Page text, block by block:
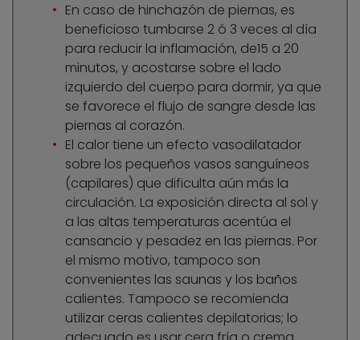
En caso de hinchazón de piernas, es
beneficioso tumbarse 2 ó 3 veces al día
para reducir la inflamación, de15 a 20
minutos, y acostarse sobre el lado
izquierdo del cuerpo para dormir, ya que
se favorece el flujo de sangre desde las
piernas al corazón.
El calor tiene un efecto vasodilatador
sobre los pequeños vasos sanguíneos
(capilares) que dificulta aún más la
circulación. La exposición directa al sol y
a las altas temperaturas acentúa el
cansancio y pesadez en las piernas. Por
el mismo motivo, tampoco son
convenientes las saunas y los baños
calientes. Tampoco se recomienda
utilizar ceras calientes depilatorias; lo